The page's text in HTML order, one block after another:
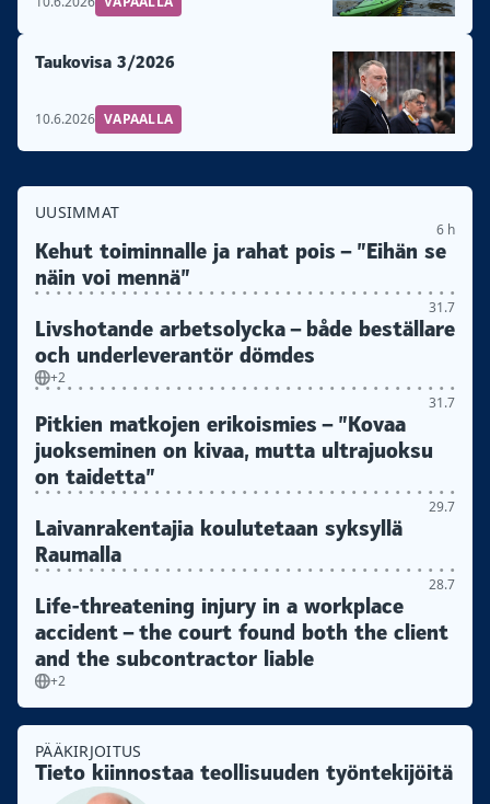
Taukovisa 3/2026
10.6.2026 VAPAALLA
UUSIMMAT
6 h
Kehut toiminnalle ja rahat pois – ”Eihän se
näin voi mennä”
31.7
Livshotande arbetsolycka – både beställare
och underleverantör dömdes
+2
31.7
Pitkien matkojen erikoismies – ”Kovaa
juokseminen on kivaa, mutta ultrajuoksu
on taidetta”
29.7
Laivanrakentajia koulutetaan syksyllä
Raumalla
28.7
Life-threatening injury in a workplace
accident – the court found both the client
and the subcontractor liable
+2
PÄÄKIRJOITUS
Tieto kiinnostaa teollisuuden työntekijöitä